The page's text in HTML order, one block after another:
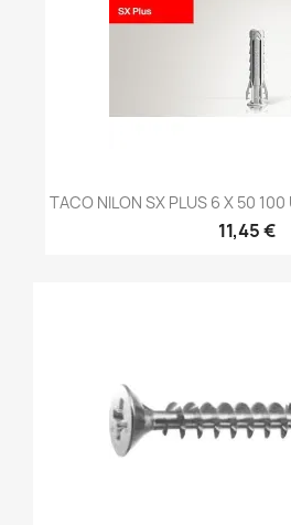
TACO NILON SX PLUS 6 X 50
11,45 €